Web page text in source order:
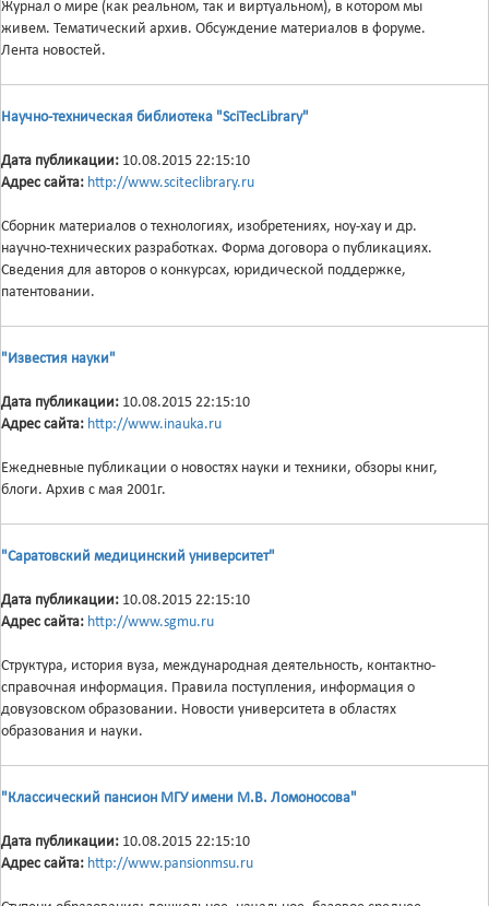
Журнал о мире (как реальном, так и виртуальном), в котором мы
живем. Тематический архив. Обсуждение материалов в форуме.
Лента новостей.
Научно-техническая библиотека "SciTecLibrary"
Дата публикации: 10.08.2015 22:15:10
Адрес сайта: http://www.sciteclibrary.ru
Сборник материалов о технологиях, изобретениях, ноу-хау и др.
научно-технических разработках. Форма договора о публикациях.
Сведения для авторов о конкурсах, юридической поддержке,
патентовании.
"Известия науки"
Дата публикации: 10.08.2015 22:15:10
Адрес сайта: http://www.inauka.ru
Ежедневные публикации о новостях науки и техники, обзоры книг,
блоги. Архив с мая 2001г.
"Саратовский медицинский университет"
Дата публикации: 10.08.2015 22:15:10
Адрес сайта: http://www.sgmu.ru
Структура, история вуза, международная деятельность, контактно-
справочная информация. Правила поступления, информация о
довузовском образовании. Новости университета в областях
образования и науки.
"Классический пансион МГУ имени М.В. Ломоносова"
Дата публикации: 10.08.2015 22:15:10
Адрес сайта: http://www.pansionmsu.ru